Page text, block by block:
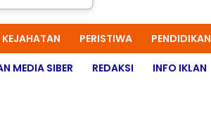
KEJAHATAN PERISTIWA PENDIDIKAN
MEDIA SIBER REDAKSI INFO IKLAN